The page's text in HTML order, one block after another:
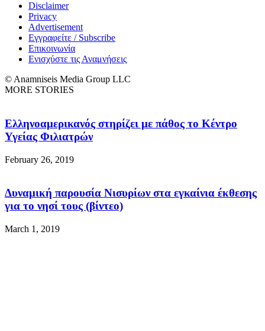
Disclaimer
Privacy
Advertisement
Εγγραφείτε / Subscribe
Επικοινωνία
Ενισχύστε τις Αναμνήσεις
© Anamniseis Media Group LLC
MORE STORIES
Ελληνοαμερικανός στηρίζει με πάθος το Κέντρο
Υγείας Φιλιατρών
February 26, 2019
Δυναμική παρουσία Νισυρίων στα εγκαίνια έκθεσης
για το νησί τους (βίντεο)
March 1, 2019